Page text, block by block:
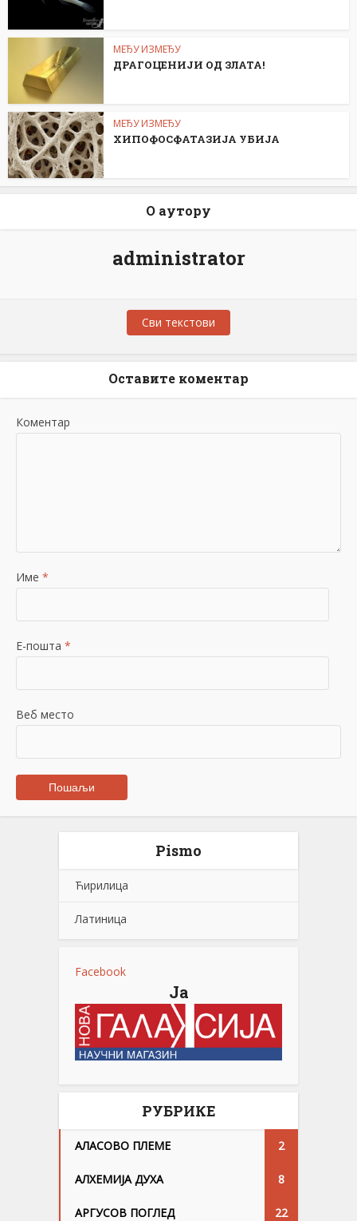
МЕЂУ ИЗМЕЂУ
ДРАГОЦЕНИЈИ ОД ЗЛАТА!
МЕЂУ ИЗМЕЂУ
ХИПОФОСФАТАЗИЈА УБИЈА
О аутору
administrator
Сви текстови
Оставите коментар
Коментар
Име *
Е-пошта *
Веб место
Pismo
Ћирилица
Латиница
Facebook
Ја
РУБРИКЕ
АЛАСОВО ПЛЕМЕ 2
АЛХЕМИЈА ДУХА 8
АРГУСОВ ПОГЛЕД 22